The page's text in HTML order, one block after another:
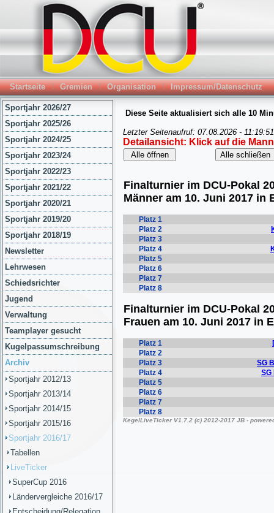
Startseite Gremien Organisation Impressum/Datenschutz
Sportjahr 2026/27
Sportjahr 2025/26
Sportjahr 2024/25
Sportjahr 2023/24
Sportjahr 2022/23
Sportjahr 2021/22
Sportjahr 2020/21
Sportjahr 2019/20
Sportjahr 2018/19
Newsletter
Lehrwesen
Schiedsrichter
Jugend
Verwaltung
Teamplayer gesucht
Kugelpassumschreibung
Archiv
Sportjahr 2012/13
Sportjahr 2013/14
Sportjahr 2014/15
Sportjahr 2015/16
Sportjahr 2016/17
Tabellen
LiveTicker
SuperCup 2016
Ländervergleiche 2016/17